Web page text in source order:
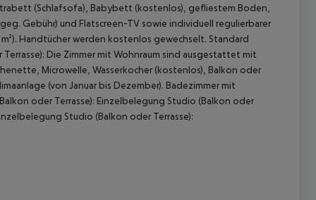
(Schlafsofa), Babybett (kostenlos), gefliestem Boden,
Gebühr) und Flatscreen-TV sowie individuell regulierbarer
Handtücher werden kostenlos gewechselt. Standard
Die Zimmer mit Wohnraum sind ausgestattet mit
Microwelle, Wasserkocher (kostenlos), Balkon oder
(von Januar bis Dezember). Badezimmer mit
oder Terrasse): Einzelbelegung Studio (Balkon oder
Studio (Balkon oder Terrasse):